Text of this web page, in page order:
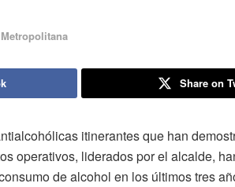
Share on
itinerantes que han
operativos, liderados por el alcalde,
de alcohol en los últimos tres